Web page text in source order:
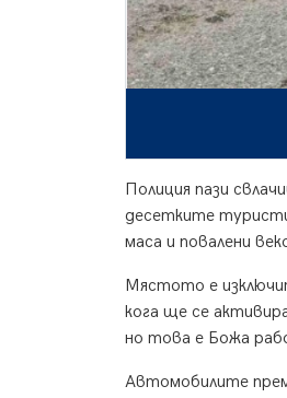
Полиция пази
десетките
маса и повалени
Мястото е
кога ще се
но това е Божа
Автомобилите